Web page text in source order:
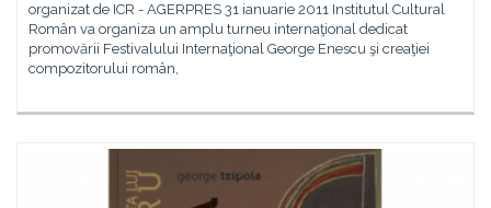
organizat de ICR - AGERPRES 31 ianuarie 2011 Institutul Cultural
Român va organiza un amplu turneu internaţional dedicat
promovării Festivalului Internaţional George Enescu şi creaţiei
compozitorului român,